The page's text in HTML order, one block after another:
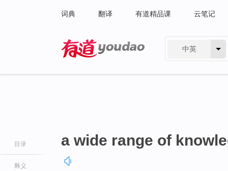
词典 翻译 有道精品课 云笔记
中英
目录
释义
a wide range of